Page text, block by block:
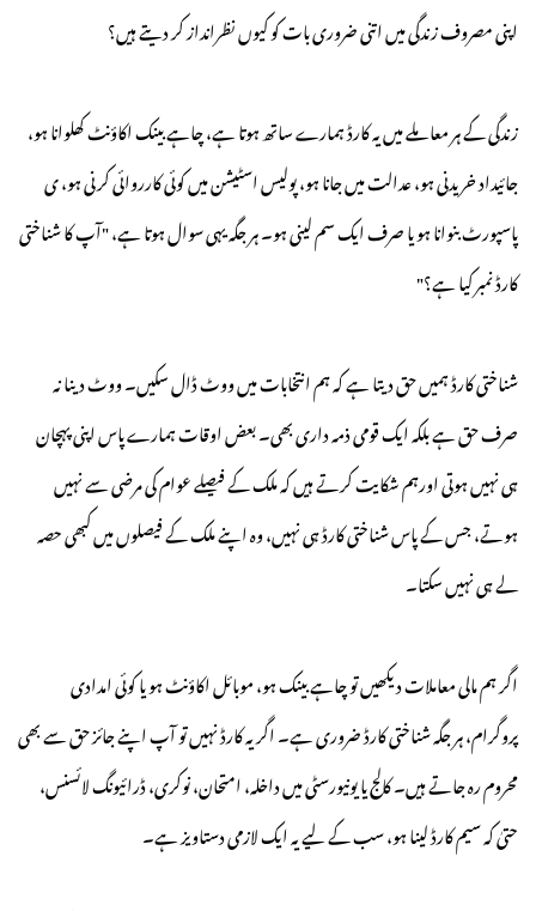
اپنی مصروف زندگی میں اتنی ضروری بات کو کیوں نظرانداز کر دیتے ہیں؟
زندگی کے ہر معاملے میں یہ کارڈ ہمارے ساتھ ہوتا ہے، چاہے بینک اکاؤنٹ کھلوانا ہو،
جائیداد خریدنی ہو، عدالت میں جانا ہو، پولیس اسٹیشن میں کوئی کارروائی کرنی ہو، ی
پاسپورٹ بنوانا ہو یا صرف ایک سم لینی ہو۔ ہر جگہ یہی سوال ہوتا ہے، "آپ کا شناختی
کارڈ نمبر کیا ہے؟"
شناختی کارڈ ہمیں حق دیتا ہے کہ ہم انتخابات میں ووٹ ڈال سکیں۔ ووٹ دینا نہ
صرف حق ہے بلکہ ایک قومی ذمہ داری بھی۔ بعض اوقات ہمارے پاس اپنی پہچان
ہی نہیں ہوتی اورہم شکایت کرتے ہیں کہ ملک کے فیصلے عوام کی مرضی سے نہیں
ہوتے، جس کے پاس شناختی کارڈ ہی نہیں، وہ اپنے ملک کے فیصلوں میں کبھی حصہ
لے ہی نہیں سکتا۔
اگر ہم مالی معاملات دیکھیں تو چاہے بینک ہو، موبائل اکاؤنٹ ہو یا کوئی امدادی
پروگرام، ہر جگہ شناختی کارڈ ضروری ہے۔ اگر یہ کارڈ نہیں تو آپ اپنے جائز حق سے بھی
محروم رہ جاتے ہیں۔ کالج یا یونیورسٹی میں داخلہ، امتحان، نوکری، ڈرائیونگ لائسنس،
حتیٰ کہ سیم کارڈ لینا ہو، سب کے لیے یہ ایک لازمی دستاویز ہے۔